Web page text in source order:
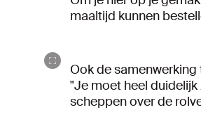
maaltijd kunnen
Ook de
"Je moet heel
scheppen over de